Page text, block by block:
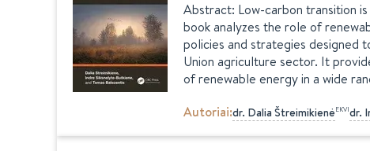
Abstract: Low-carbon transition
book analyzes the role of
policies and strategies designed
Union agriculture sector. It
of renewable energy in a wide
Autoriai:dr. Dalia ŠtreimikienėEKVIdr.